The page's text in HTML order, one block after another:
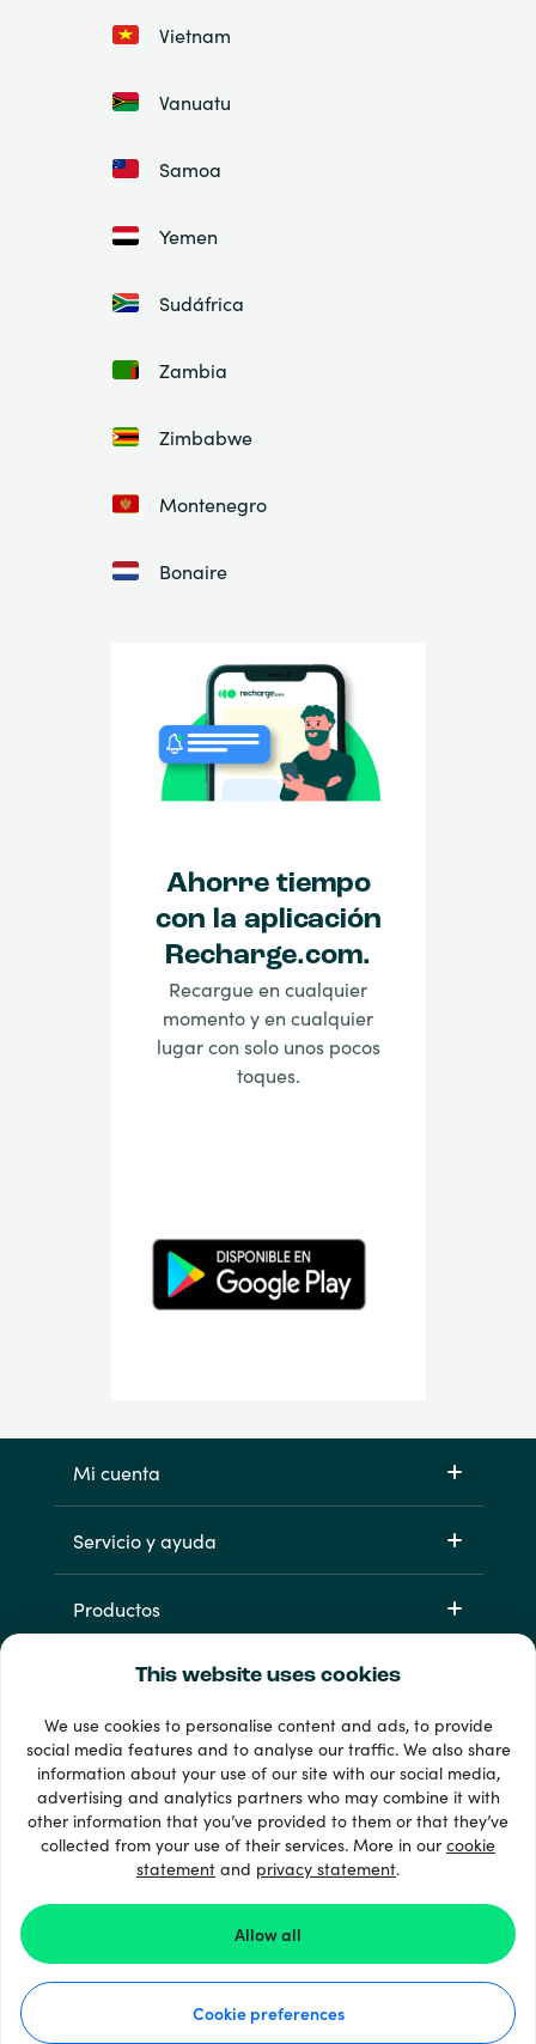
This website uses cookies
We use cookies to personalise content and ads, to provide
social media features and to analyse our traffic. We also share
information about your use of our site with our social media,
advertising and analytics partners who may combine it with
other information that you’ve provided to them or that they’ve
collected from your use of their services. More in ourcookie
statement and privacy statement.
Allow all
Cookie preferences
Vietnam
Vanuatu
Samoa
Yemen
Sudáfrica
Zambia
Zimbabwe
Montenegro
Bonaire
Ahorre tiempo
con la aplicación
Recharge.com.
Recargue en cualquier
momento y en cualquier
lugar con solo unos pocos
toques.
Mi cuenta
Servicio y ayuda
Productos
33 + formas de pago
Ver todo
© 2026 Recharge.com
Declaración de privacidad